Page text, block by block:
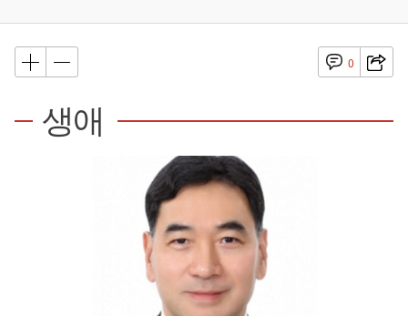
0
생애